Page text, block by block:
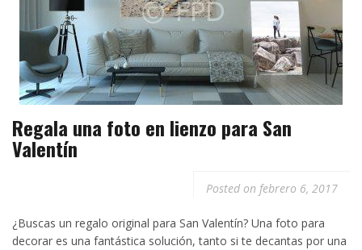
Regala una foto en lienzo para San
Valentín
Posted on febrero 6, 2017
¿Buscas un regalo original para San Valentín? Una foto para
decorar es una fantástica solución, tanto si te decantas por una
s
t
t
i